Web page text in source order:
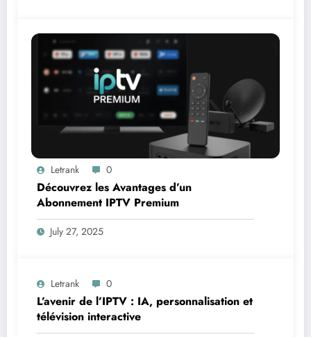
Letrank 0
Découvrez les Avantages d’un
Abonnement IPTV Premium
July 27, 2025
Letrank 0
L’avenir de l’IPTV : IA, personnalisation et
télévision interactive